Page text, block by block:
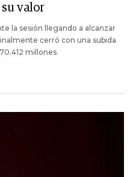
su valor
la sesión llegando a alcanzar
cerró con una subida
70.412 millones.